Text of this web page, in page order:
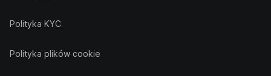
Polityka KYC
Polityka plików cookie